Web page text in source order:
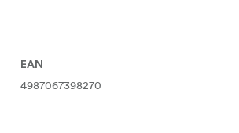
EAN
4987067398270